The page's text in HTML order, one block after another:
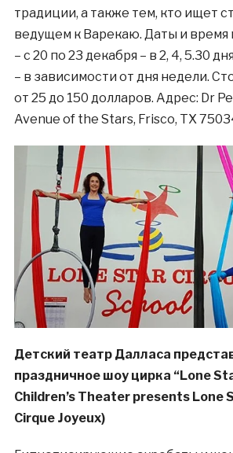
традиции, а также тем, кто ищет
ведущем к Варекаю. Даты и время
– с 20 по 23 декабря – в 2, 4, 5.30
– в зависимости от дня недели.
от 25 до 150 долларов. Адрес: Dr
Avenue of the Stars, Frisco, TX
Детский театр Далласа
праздничное шоу цирка “Lone
Children’s Theater presents Lone
Cirque Joyeux)